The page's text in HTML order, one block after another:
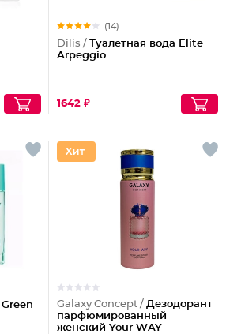
(14)
Dilis / Туалетная вода Elite
Arpeggio
1642 ₽
Galaxy Concept / Дезодорант
парфюмированный
женский Your WAY